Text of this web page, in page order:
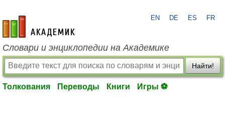
academic.ru
EN DE ES FR
Словари и энциклопедии на Академике
Найти!
Толкования Переводы Книги Игры ⚽